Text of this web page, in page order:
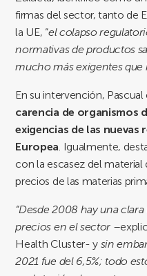
firmas del sector, tanto de
la UE, “el colapso
normativas de productos
mucho más exigentes que
En su intervención,
carencia de organismos
exigencias de las nuevas
Europea. Igualmente,
con la escasez del
precios de las materias
“Desde 2008 hay una
precios en el sector
Health Cluster- ysin
2021 fue del 6,5%; todo